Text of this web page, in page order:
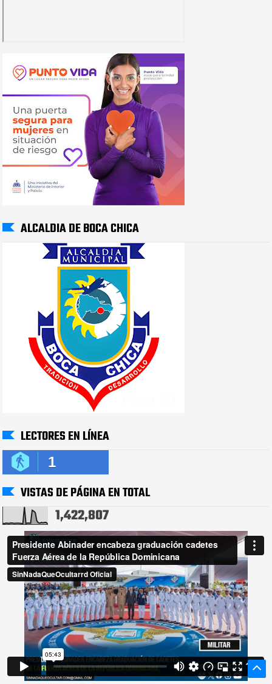
ALCALDIA DE BOCA CHICA
LECTORES EN LÍNEA
1
VISTAS DE PÁGINA EN TOTAL
1,422,807